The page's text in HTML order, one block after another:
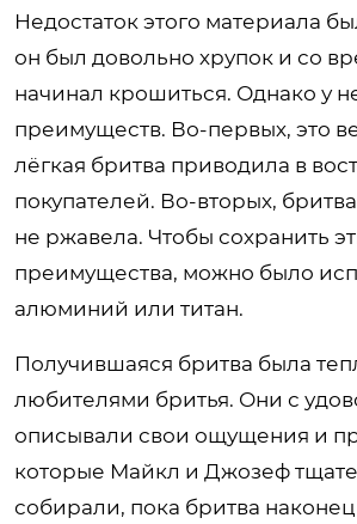
Недостаток этого материала
он был довольно хрупок и со
начинал крошиться. Однако у
преимуществ. Во-первых, это
лёгкая бритва приводила в
покупателей. Во-вторых,
не ржавела. Чтобы сохранить
преимущества, можно было
алюминий или титан.
Получившаяся бритва была
любителями бритья. Они с
описывали свои ощущения и
которые Майкл и Джозеф
собирали, пока бритва